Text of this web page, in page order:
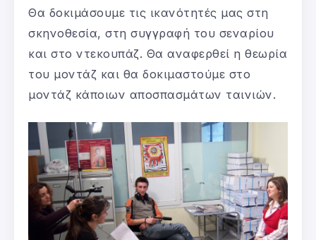
Θα δοκιμάσουμε τις ικανότητές μας στη
σκηνοθεσία, στη συγγραφή του σεναρίου
και στο ντεκουπάζ. Θα αναφερθεί η θεωρία
του μοντάζ και θα δοκιμαστούμε στο
μοντάζ κάποιων αποσπασμάτων ταινιών.